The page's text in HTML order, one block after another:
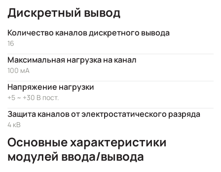
Дискретный вывод
Количество каналов дискретного вывода
16
Максимальная нагрузка на канал
100 мА
Напряжение нагрузки
+5 ~ +30 В пост.
Защита каналов от электростатического разряда
4 кВ
Основные характеристики
модулей ввода/вывода